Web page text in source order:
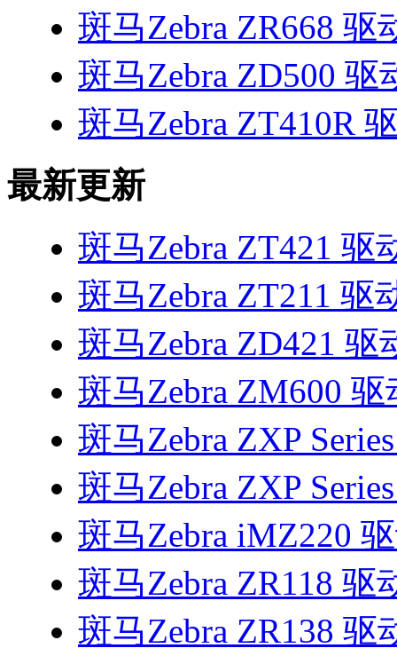
斑马Zebra ZR668 驱
斑马Zebra ZD500 驱
斑马Zebra ZT410R
最新更新
斑马Zebra ZT421 驱
斑马Zebra ZT211 驱
斑马Zebra ZD421 驱
斑马Zebra ZM600 驱
斑马Zebra ZXP
斑马Zebra ZXP
斑马Zebra iMZ220
斑马Zebra ZR118 驱
斑马Zebra ZR138 驱